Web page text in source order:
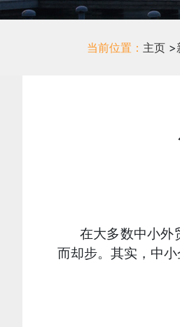
当前位置： 主页 >
在大多数中小外
而却步。其实，中